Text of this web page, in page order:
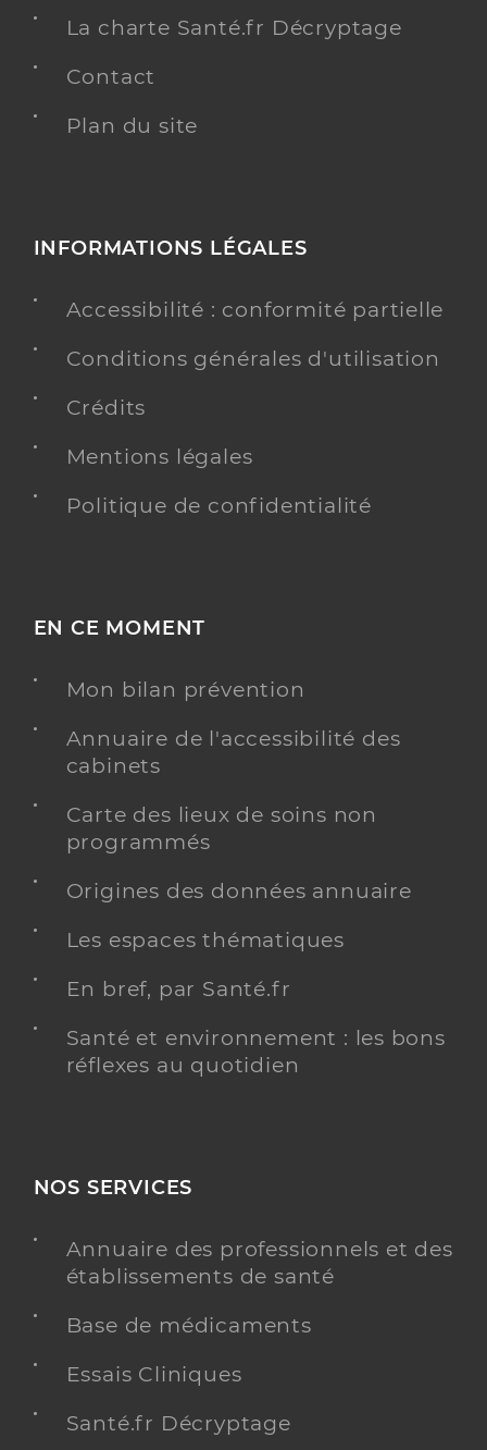
La charte Santé.fr Décryptage
Contact
Plan du site
INFORMATIONS LÉGALES
Accessibilité : conformité partielle
Conditions générales d'utilisation
Crédits
Mentions légales
Politique de confidentialité
EN CE MOMENT
Mon bilan prévention
Annuaire de l'accessibilité des
cabinets
Carte des lieux de soins non
programmés
Origines des données annuaire
Les espaces thématiques
En bref, par Santé.fr
Santé et environnement : les bons
réflexes au quotidien
NOS SERVICES
Annuaire des professionnels et des
établissements de santé
Base de médicaments
Essais Cliniques
Santé.fr Décryptage